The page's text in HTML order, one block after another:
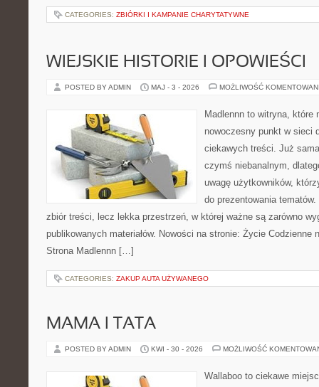
CATEGORIES: ZBIÓRKI I KAMPANIE CHARYTATYWNE
WIEJSKIE HISTORIE I OPOWIEŚCI
POSTED BY ADMIN MAJ - 3 - 2026 MOŻLIWOŚĆ
Madlennn to witryna, które
nowoczesny punkt w sieci
ciekawych treści. Już
czymś niebanalnym,
uwagę użytkowników,
do prezentowania
zbiór treści, lecz lekka przestrzeń, w której ważne są zarówno
publikowanych materiałów. Nowości na stronie: Życie Codzienne
Strona Madlennn […]
CATEGORIES: ZAKUP AUTA UŻYWANEGO
MAMA I TATA
POSTED BY ADMIN KWI - 30 - 2026 MOŻLIWOŚĆ
Wallaboo to ciekawe